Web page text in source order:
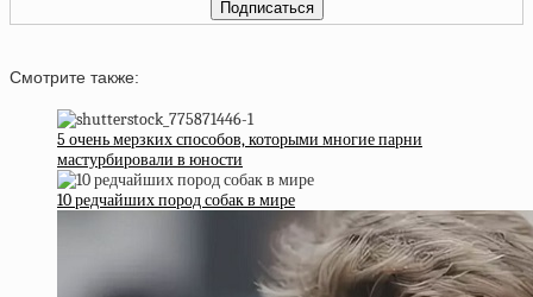
Смотрите также:
5 очень мерзких способов, которыми многие парни
мастурбировали в юности
10 редчайших пород собак в мире